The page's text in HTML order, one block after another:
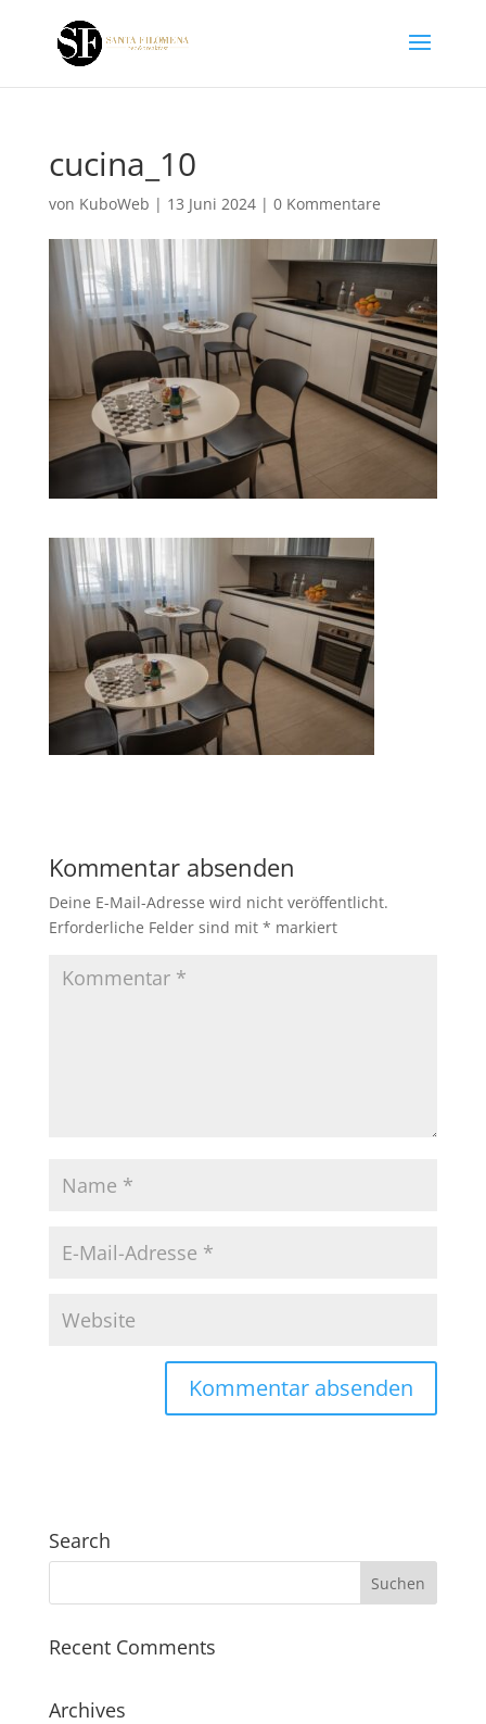
cucina_10
von KuboWeb | 13 Juni 2024| 0 Kommentare
Kommentar absenden
Deine E-Mail-Adresse wird nicht veröffentlicht.
Erforderliche Felder sind mit * markiert
Search
Recent Comments
Archives